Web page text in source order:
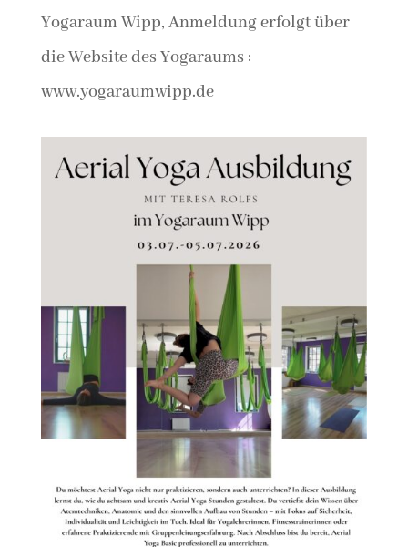
Yogaraum Wipp, Anmeldung erfolgt über
die Website des Yogaraums :
www.yogaraumwipp.de